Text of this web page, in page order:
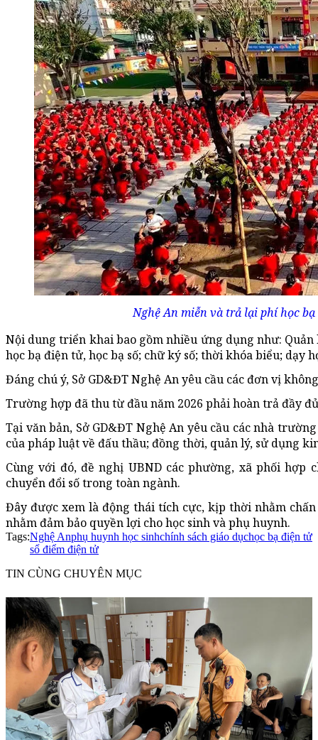
Nghệ An miễn và trả lại phí học
Nội dung triển khai bao gồm nhiều ứng dụng như:
học bạ điện tử, học bạ số; chữ ký số; thời khóa biểu;
Đáng chú ý, Sở GD&ĐT Nghệ An yêu cầu các đơn vị
Trường hợp đã thu từ đầu năm 2026 phải hoàn trả đầy
Tại văn bản, Sở GD&ĐT Nghệ An yêu cầu các nhà
của pháp luật về đấu thầu; đồng thời, quản lý, sử dụng
Cùng với đó, đề nghị UBND các phường, xã phối hợp
chuyển đổi số trong toàn ngành.
Đây được xem là động thái tích cực, kịp thời nhằm
nhằm đảm bảo quyền lợi cho học sinh và phụ huynh.
Tags:Nghệ Anphụ huynh học sinhchính sách giáo dụchọc bạ điện tử
sổ điểm điện tử
TIN CÙNG CHUYÊN MỤC